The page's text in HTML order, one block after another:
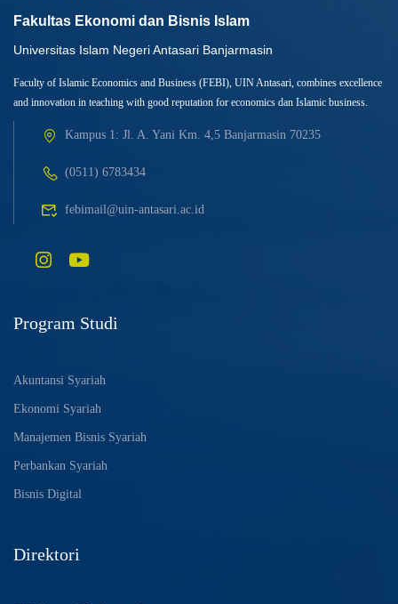
Fakultas Ekonomi dan Bisnis Islam
Universitas Islam Negeri Antasari Banjarmasin
Faculty of Islamic Economics and Business (FEBI), UIN Antasari, combines excellence
and innovation in teaching with good reputation for economics dan Islamic business.
Kampus 1: Jl. A. Yani Km. 4,5 Banjarmasin 70235
(0511) 6783434
febimail@uin-antasari.ac.id
Program Studi
Akuntansi Syariah
Ekonomi Syariah
Manajemen Bisnis Syariah
Perbankan Syariah
Bisnis Digital
Direktori